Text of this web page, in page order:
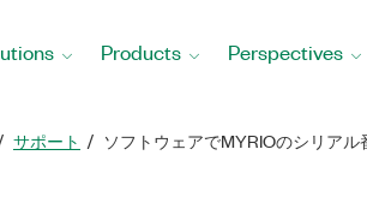
Products Perspectives
サポート ソフトウェアでMYRIOのシリアル